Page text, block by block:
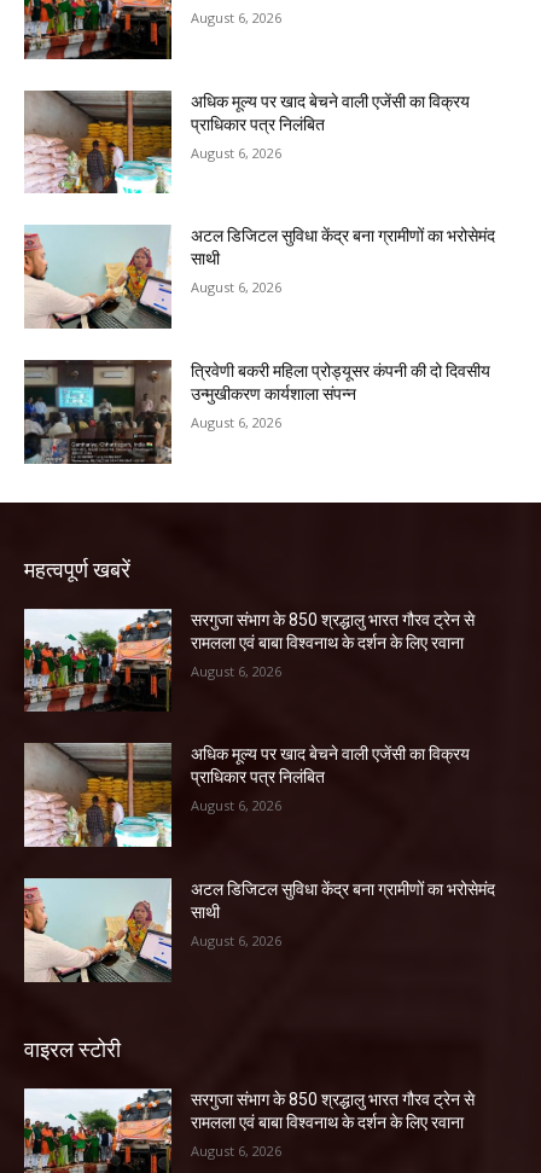
August 6, 2026
अधिक मूल्य पर खाद बेचने वाली एजेंसी का विक्रय
प्राधिकार पत्र निलंबित
August 6, 2026
अटल डिजिटल सुविधा केंद्र बना ग्रामीणों का भरोसेमंद
साथी
August 6, 2026
त्रिवेणी बकरी महिला प्रोड्यूसर कंपनी की दो दिवसीय
उन्मुखीकरण कार्यशाला संपन्न
August 6, 2026
महत्वपूर्ण खबरें
सरगुजा संभाग के 850 श्रद्धालु भारत गौरव ट्रेन से
रामलला एवं बाबा विश्वनाथ के दर्शन के लिए रवाना
August 6, 2026
अधिक मूल्य पर खाद बेचने वाली एजेंसी का विक्रय
प्राधिकार पत्र निलंबित
August 6, 2026
अटल डिजिटल सुविधा केंद्र बना ग्रामीणों का भरोसेमंद
साथी
August 6, 2026
वाइरल स्टोरी
सरगुजा संभाग के 850 श्रद्धालु भारत गौरव ट्रेन से
रामलला एवं बाबा विश्वनाथ के दर्शन के लिए रवाना
August 6, 2026